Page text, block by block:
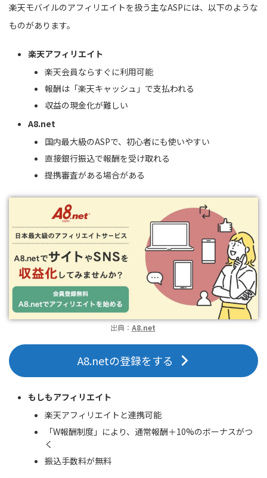
楽天モバイルのアフィリエイトを扱う主なASPには、以下のような
ものがあります。
楽天アフィリエイト
楽天会員ならすぐに利用可能
報酬は「楽天キャッシュ」で支払われる
収益の現金化が難しい
A8.net
国内最大級のASPで、初心者にも使いやすい
直接銀行振込で報酬を受け取れる
提携審査がある場合がある
出典： A8.net
A8.netの登録をする
もしもアフィリエイト
楽天アフィリエイトと連携可能
「W報酬制度」により、通常報酬＋10%のボーナスがつ
く
振込手数料が無料